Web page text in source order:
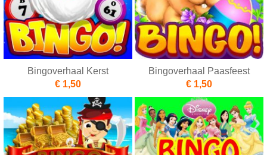
Bingoverhaal Kerst
€ 1,50
Bingoverhaal Paasfeest
€ 1,50